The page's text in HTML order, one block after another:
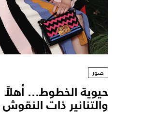
صور
حيوية الخطوط... أهلاً
والتنانير ذات